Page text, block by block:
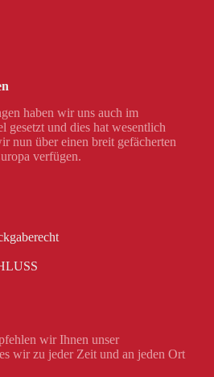
haben wir uns auch im
gesetzt und dies hat wesentlich
nun über einen breit gefächerten
verfügen.
wir Ihnen unser
wir zu jeder Zeit und an jeden Ort